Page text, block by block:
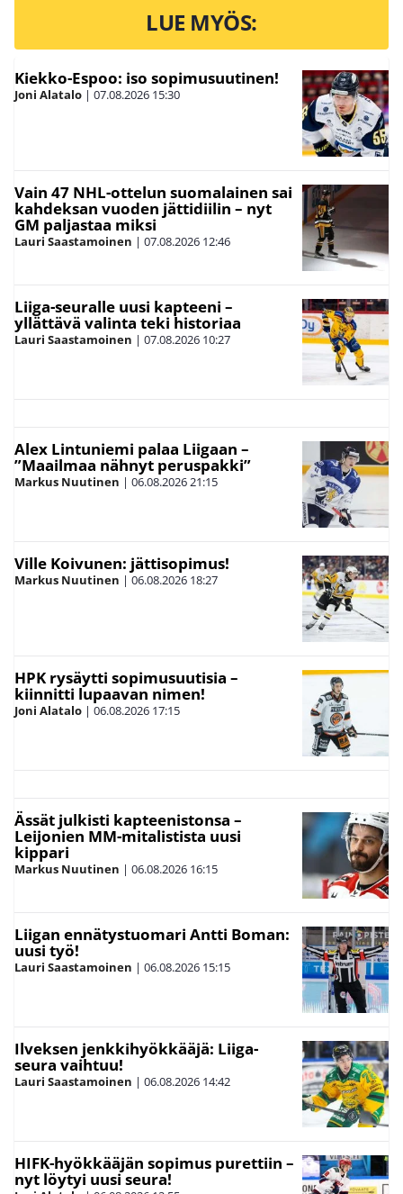
LUE MYÖS:
Kiekko-Espoo: iso sopimusuutinen!
Joni Alatalo | 07.08.2026 15:30
Vain 47 NHL-ottelun suomalainen sai
kahdeksan vuoden jättidiilin – nyt
GM paljastaa miksi
Lauri Saastamoinen | 07.08.2026 12:46
Liiga-seuralle uusi kapteeni –
yllättävä valinta teki historiaa
Lauri Saastamoinen | 07.08.2026 10:27
Alex Lintuniemi palaa Liigaan –
”Maailmaa nähnyt peruspakki”
Markus Nuutinen | 06.08.202621:15
Ville Koivunen: jättisopimus!
Markus Nuutinen | 06.08.2026 18:27
HPK rysäytti sopimusuutisia –
kiinnitti lupaavan nimen!
Joni Alatalo | 06.08.2026 17:15
Ässät julkisti kapteenistonsa –
Leijonien MM-mitalistista uusi
kippari
Markus Nuutinen | 06.08.2026 16:15
Liigan ennätystuomari Antti Boman:
uusi työ!
Lauri Saastamoinen | 06.08.2026 15:15
Ilveksen jenkkihyökkääjä: Liiga-
seura vaihtuu!
Lauri Saastamoinen | 06.08.2026 14:42
HIFK-hyökkääjän sopimus purettiin –
nyt löytyi uusi seura!